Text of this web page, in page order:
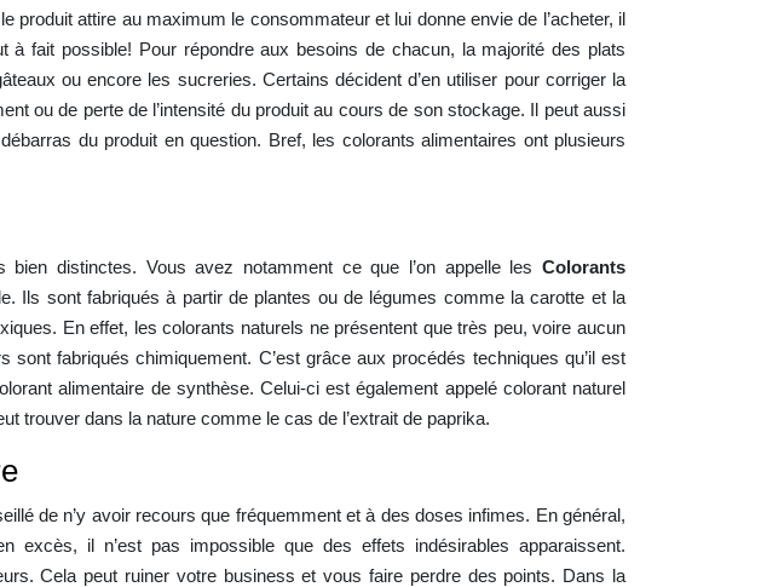
produit attire au maximum le consommateur et lui donne envie de l’acheter, il
à fait possible! Pour répondre aux besoins de chacun, la majorité des plats
ou encore les sucreries. Certains décident d’en utiliser pour corriger la
ou de perte de l’intensité du produit au cours de son stockage. Il peut aussi
du produit en question. Bref, les colorants alimentaires ont plusieurs
distinctes. Vous avez notamment ce que l’on appelle les Colorants
Ils sont fabriqués à partir de plantes ou de légumes comme la carotte et la
En effet, les colorants naturels ne présentent que très peu, voire aucun
fabriqués chimiquement. C’est grâce aux procédés techniques qu’il est
alimentaire de synthèse. Celui-ci est également appelé colorant naturel
trouver dans la nature comme le cas de l’extrait de paprika.
de n’y avoir recours que fréquemment et à des doses infimes. En général,
excès, il n’est pas impossible que des effets indésirables apparaissent.
Cela peut ruiner votre business et vous faire perdre des points. Dans la